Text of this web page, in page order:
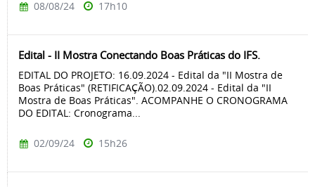
08/08/24 17h10
Edital - II Mostra Conectando Boas Práticas do IFS.
EDITAL DO PROJETO: 16.09.2024 - Edital da "II Mostra de
Boas Práticas" (RETIFICAÇÃO).02.09.2024 - Edital da "II
Mostra de Boas Práticas". ACOMPANHE O CRONOGRAMA
DO EDITAL: Cronograma...
02/09/24 15h26